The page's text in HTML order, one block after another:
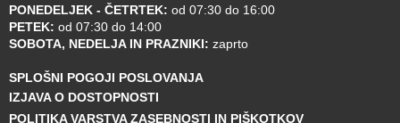
PONEDELJEK - ČETRTEK: od 07:30 do 16:00
PETEK: od 07:30 do 14:00
SOBOTA, NEDELJA IN PRAZNIKI: zaprto
SPLOŠNI POGOJI POSLOVANJA
IZJAVA O DOSTOPNOSTI
POLITIKA VARSTVA ZASEBNOSTI IN PIŠKOTKOV